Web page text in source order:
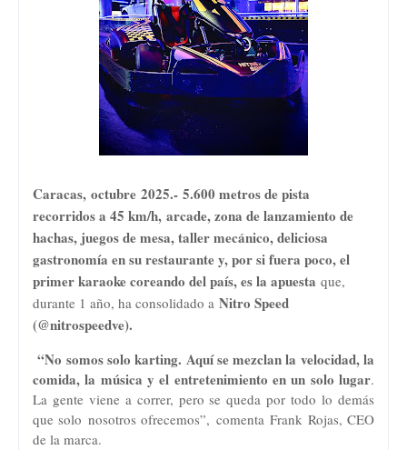
Caracas, octubre 2025.- 5.600 metros de pista
recorridos a 45 km/h, arcade, zona de lanzamiento de
hachas, juegos de mesa, taller mecánico, deliciosa
gastronomía en su restaurante y, por si fuera poco, el
primer karaoke coreando del país, es la apuesta que,
durante 1 año, ha consolidado a Nitro Speed
(@nitrospeedve).
“No somos solo karting. Aquí se mezclan la velocidad, la
comida, la música y el entretenimiento en un solo lugar.
La gente viene a correr, pero se queda por todo lo demás
que solo nosotros ofrecemos”, comentaFrank Rojas, CEO
de la marca.